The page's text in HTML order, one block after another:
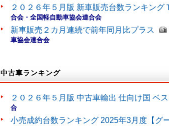
２０２６年５月版 新車販売台数ランキング
合会・全国軽自動車協会連合会
新車販売２カ月連続で前年同月比プラス
車協会連合会
中古車ランキング
２０２６年５月版 中古車輸出 仕向け国 ベ
合
小売成約台数ランキング 2025年3月度【グ